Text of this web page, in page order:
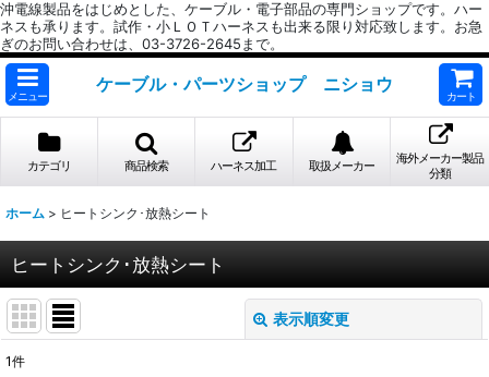
沖電線製品をはじめとした、ケーブル・電子部品の専門ショップです。ハー
ネスも承ります。試作・小ＬＯＴハーネスも出来る限り対応致します。お急
ぎのお問い合わせは、03-3726-2645まで。
メニュー
ケーブル・パーツショップ ニショウ
カート
カテゴリ 商品検索 ハーネス加工 取扱メーカー
海外メーカー製品
分類
ホーム > ヒートシンク･放熱シート
ヒートシンク･放熱シート
表示順変更
1件